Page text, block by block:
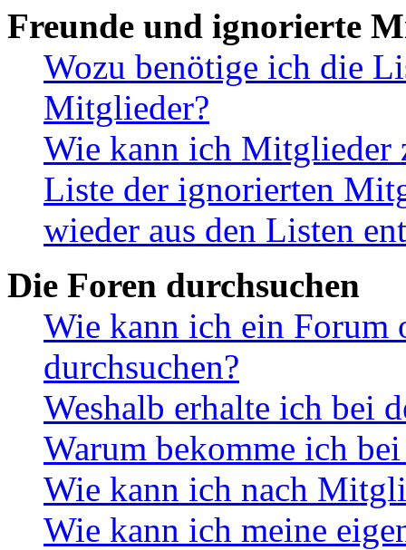
Freunde und ignorierte
Wozu benötige ich die
Mitglieder?
Wie kann ich Mitglieder
Liste der ignorierten
wieder aus den Listen
Die Foren durchsuchen
Wie kann ich ein Forum
durchsuchen?
Weshalb erhalte ich bei
Warum bekomme ich
Wie kann ich nach
Wie kann ich meine